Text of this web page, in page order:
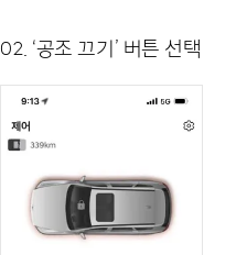
02. ‘공조 끄기’ 버튼 선택